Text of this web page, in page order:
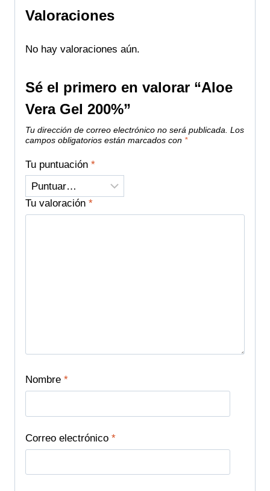
Valoraciones
No hay valoraciones aún.
Sé el primero en valorar “Aloe
Vera Gel 200%”
Tu dirección de correo electrónico no será publicada. Los
campos obligatorios están marcados con *
Tu puntuación *
Tu valoración *
Nombre *
Correo electrónico *